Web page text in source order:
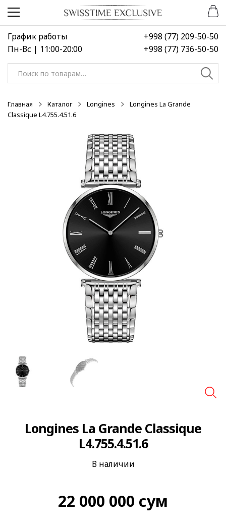
Перейти
навигации
Перейти
содержимому
График работы
Пн-Вс | 11:00-20:00
+998 (77) 209-50-50
+998 (77) 736-50-50
Искать:
Главная Каталог Longines
Longines La Grande
Classique L4.755.4.51.6
Longines La Grande Classique
L4.755.4.51.6
В наличии
22 000 000 сум